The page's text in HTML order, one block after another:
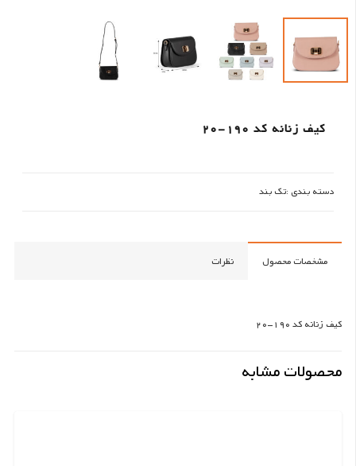
کیف زنانه کد 190-20
دسته بندی :تک بند
مشخصات محصول نظرات
کیف زنانه کد 190-20
محصولات مشابه